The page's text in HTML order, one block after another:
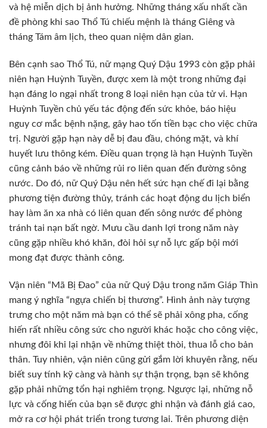
và hệ miễn dịch bị ảnh hưởng. Những tháng xấu nhất cần
đề phòng khi sao Thổ Tú chiếu mệnh là tháng Giêng và
tháng Tám âm lịch, theo quan niệm dân gian.
Bên cạnh sao Thổ Tú, nữ mạng Quý Dậu 1993 còn gặp phải
niên hạn Huỳnh Tuyền, được xem là một trong những đại
hạn đáng lo ngại nhất trong 8 loại niên hạn của tử vi. Hạn
Huỳnh Tuyền chủ yếu tác động đến sức khỏe, báo hiệu
nguy cơ mắc bệnh nặng, gây hao tốn tiền bạc cho việc chữa
trị. Người gặp hạn này dễ bị đau đầu, chóng mặt, và khí
huyết lưu thông kém. Điều quan trọng là hạn Huỳnh Tuyền
cũng cảnh báo về những rủi ro liên quan đến đường sông
nước. Do đó, nữ Quý Dậu nên hết sức hạn chế đi lại bằng
phương tiện đường thủy, tránh các hoạt động du lịch biển
hay làm ăn xa nhà có liên quan đến sông nước để phòng
tránh tai nạn bất ngờ. Mưu cầu danh lợi trong năm này
cũng gặp nhiều khó khăn, đòi hỏi sự nỗ lực gấp bội mới
mong đạt được thành công.
Vận niên “Mã Bị Đao” của nữ Quý Dậu trong năm Giáp Thìn
mang ý nghĩa “ngựa chiến bị thương”. Hình ảnh này tượng
trưng cho một năm mà bạn có thể sẽ phải xông pha, cống
hiến rất nhiều công sức cho người khác hoặc cho công việc,
nhưng đôi khi lại nhận về những thiệt thòi, thua lỗ cho bản
thân. Tuy nhiên, vận niên cũng gửi gắm lời khuyên rằng, nếu
biết suy tính kỹ càng và hành sự thận trọng, bạn sẽ không
gặp phải những tổn hại nghiêm trọng. Ngược lại, những nỗ
lực và cống hiến của bạn sẽ được ghi nhận và đánh giá cao,
mở ra cơ hội phát triển trong tương lai. Trên phương diện